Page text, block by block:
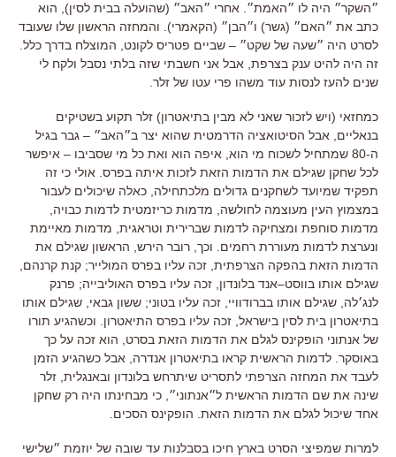
״השקר״ היה לו ״האמת״
אחרי ״האב״ (שהועלה בבית לסין), הוא
כתב את ״האם״ (גשר) ו״הבן״ (הקאמרי). והמחזה הראשון שלו שעובד
לסרט היה ״שעה של שקט״ – שביים פטריס לקונט המוצלח בדרך כלל
זה היה להיט ענק בצרפת אבל אני חשבתי שזה בלתי נסבל ולקח לי
שנים להעז לנסות עוד משהו פרי עטו של זלר
כמחזאי (ויש לזכור שאני לא מבין בתיאטרון) זלר תקוע בשטיקים
בנאליים
אבל הסיטואציה הדרמטית שהוא יצר ב״האב״ – גבר בגיל
ה-80 שמתחיל לשכוח מי הוא איפה הוא ואת כל מי שסביבו – איפשר
לכל שחקן שגילם את הדמות הזאת לזכות איתה בפרס אולי כי זה
תפקיד שמיועד לשחקנים גדולים מלכתחילה כאלה שיכולים לעבור
במצמוץ העין מעוצמה לחולשה
מדמות כריזמטית לדמות כבויה
מדמות סוחפת ומצחיקה לדמות שברירית וטראגית מדמות מאיימת
ונערצת לדמות מעוררת רחמים
וכך רובר הירש הראשון שגילם את
הדמות הזאת בהפקה הצרפתית זכה עליו בפרס המולייר; קנת קרנהם
שגילם אותו בווסט–אנד בלונדון זכה עליו בפרס האוליבייה; פרנק
לנג׳לה שגילם אותו בברודוויי זכה עליו בטוני; ששון גבאי שגילם אותו
בתיאטרון בית לסין בישראל זכה עליו בפרס התיאטרון
וכשהגיע תורו
של אנתוני הופקינס לגלם את הדמות הזאת בסרט, הוא זכה על כך
באוסקר לדמות הראשית קראו בתיאטרון אנדרה
אבל כשהגיע הזמן
לעבד את המחזה הצרפתי לתסריט שיתרחש בלונדון ובאנגלית זלר
שינה את שם הדמות הראשית ל״אנתוני״ כי מבחינתו היה רק שחקן
אחד שיכול לגלם את הדמות הזאת הופקינס הסכים
למרות שמפיצי הסרט בארץ חיכו בסבלנות עד שובה של יוזמת ״שלישי